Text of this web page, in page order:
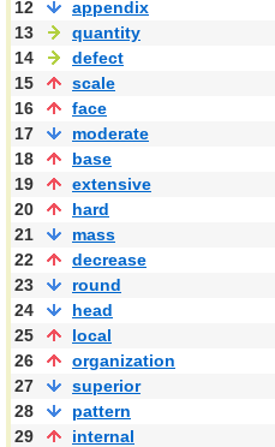
12
appendix
13
quantity
14
defect
15
scale
16
face
17
moderate
18
base
19
extensive
20
hard
21
mass
22
decrease
23
round
24
head
25
local
26
organization
27
superior
28
pattern
29
internal